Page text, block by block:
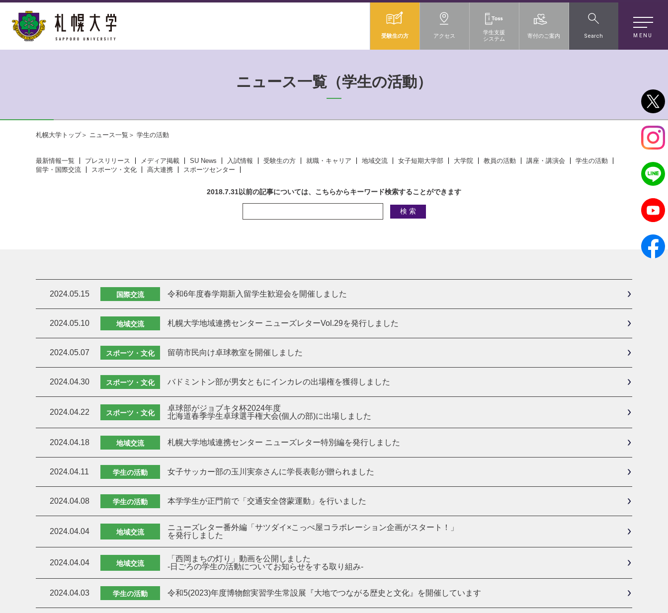
MENU
受験生の方 アクセス
学生支援
システム
寄付のご案内 Search
ニュース一覧（学生の活動）
札幌大学トップ ニュース一覧 学生の活動
最新情報一覧 プレスリリース メディア掲載 SU News 入試情報 受験生の方 就職・キャリア 地域交流 女子短期大学部 大学院 教員の活動 講座・講演会
学生の活動
留学・国際交流
スポーツ・文化 高大連携 スポーツセンター
2018.7.31以前の記事については、こちらからキーワード検索することができます
2024.05.15 国際交流 令和6年度春学期新入留学生歓迎会を開催しました
2024.05.10 地域交流 札幌大学地域連携センター ニューズレターVol.29を発行しました
2024.05.07 スポーツ・文化 留萌市民向け卓球教室を開催しました
2024.04.30 スポーツ・文化 バドミントン部が男女ともにインカレの出場権を獲得しました
2024.04.22 スポーツ・文化
卓球部がジョブキタ杯2024年度
北海道春季学生卓球選手権大会(個人の部)に出場しました
2024.04.18 地域交流 札幌大学地域連携センター ニューズレター特別編を発行しました
2024.04.11 学生の活動 女子サッカー部の玉川実奈さんに学長表彰が贈られました
2024.04.08 学生の活動 本学学生が正門前で「交通安全啓蒙運動」を行いました
2024.04.04 地域交流
ニューズレター番外編「サツダイ×こっぺ屋コラボレーション企画がスタート！」
を発行しました
2024.04.04 地域交流
「西岡まちの灯り」動画を公開しました
-日ごろの学生の活動についてお知らせをする取り組み-
2024.04.03 学生の活動 令和5(2023)年度博物館実習学生常設展『大地でつながる歴史と文化』を開催しています